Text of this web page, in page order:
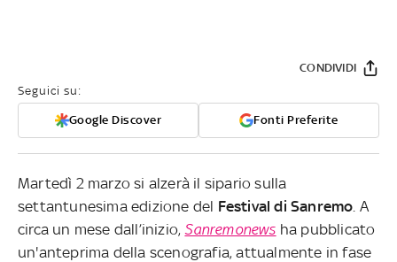
Seguici su:
Google Discover Fonti Preferite
CONDIVIDI
Martedì 2 marzo si alzerà il sipario sulla
settantunesima edizione del Festival di Sanremo . A
circa un mese dall’inizio,Sanremonews ha pubblicato
un'anteprima della scenografia, attualmente in fase